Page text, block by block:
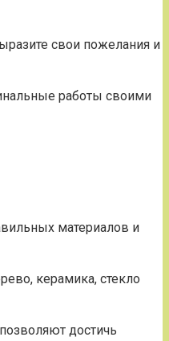
свои пожелания и
работы своими
материалов и
керамика, стекло
достичь